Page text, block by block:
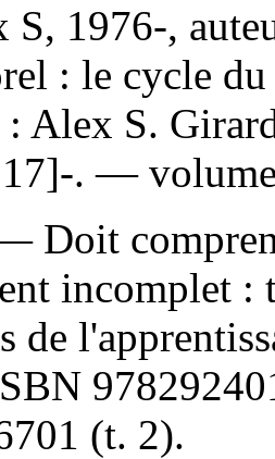
S, 1976-,
: le cycle
Alex S.
. —
Doit
incomplet :
de
(t. 2).